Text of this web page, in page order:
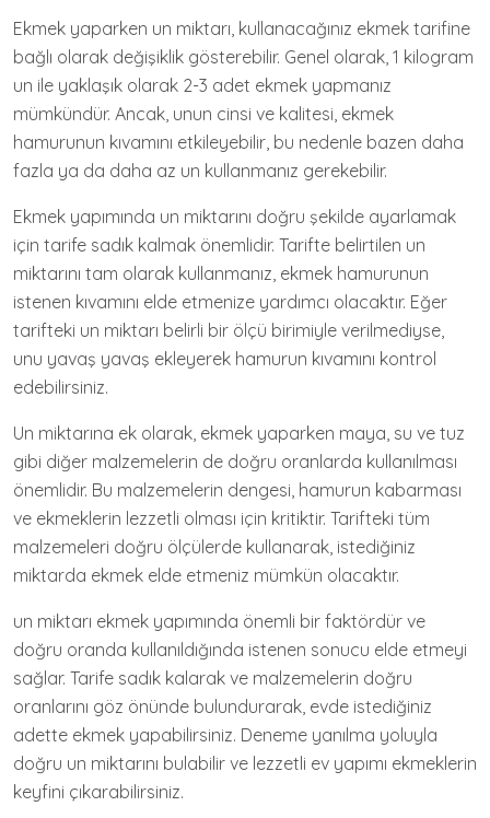
Ekmek yaparken un miktarı, kullanacağınız ekmek tarifine
bağlı olarak değişiklik gösterebilir. Genel olarak, 1 kilogram
un ile yaklaşık olarak 2-3 adet ekmek yapmanız
mümkündür. Ancak, unun cinsi ve kalitesi, ekmek
hamurunun kıvamını etkileyebilir, bu nedenle bazen daha
fazla ya da daha az un kullanmanız gerekebilir.
Ekmek yapımında un miktarını doğru şekilde ayarlamak
için tarife sadık kalmak önemlidir. Tarifte belirtilen un
miktarını tam olarak kullanmanız, ekmek hamurunun
istenen kıvamını elde etmenize yardımcı olacaktır. Eğer
tarifteki un miktarı belirli bir ölçü birimiyle verilmediyse,
unu yavaş yavaş ekleyerek hamurun kıvamını kontrol
edebilirsiniz.
Un miktarına ek olarak, ekmek yaparken maya, su ve tuz
gibi diğer malzemelerin de doğru oranlarda kullanılması
önemlidir. Bu malzemelerin dengesi, hamurun kabarması
ve ekmeklerin lezzetli olması için kritiktir. Tarifteki tüm
malzemeleri doğru ölçülerde kullanarak, istediğiniz
miktarda ekmek elde etmeniz mümkün olacaktır.
un miktarı ekmek yapımında önemli bir faktördür ve
doğru oranda kullanıldığında istenen sonucu elde etmeyi
sağlar. Tarife sadık kalarak ve malzemelerin doğru
oranlarını göz önünde bulundurarak, evde istediğiniz
adette ekmek yapabilirsiniz. Deneme yanılma yoluyla
doğru un miktarını bulabilir ve lezzetli ev yapımı ekmeklerin
keyfini çıkarabilirsiniz.